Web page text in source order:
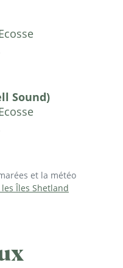
Sound)
et la météo
Îles Shetland